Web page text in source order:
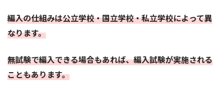
編入の仕組みは公立学校・国立学校・私立学校によって異
なります。
無試験で編入できる場合もあれば、編入試験が実施される
こともあります。